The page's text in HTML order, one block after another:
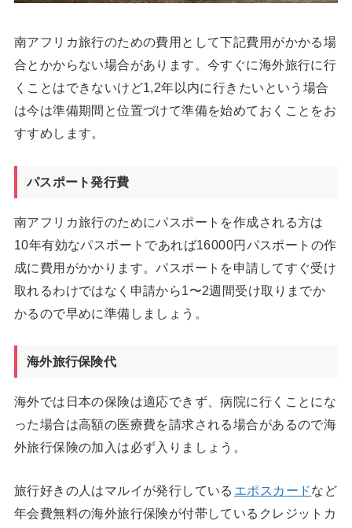
南アフリカ旅行のための費用として下記費用がかかる場
合とかからない場合があります。今すぐに海外旅行に行
くことはできないけど1,2年以内に行きたいという場合
は今は準備期間と位置づけて準備を始めておくことをお
すすめします。
パスポート発行費
南アフリカ旅行のためにパスポートを作成される方は
10年有効なパスポートであれば16000円パスポートの作
成に費用がかかります。パスポートを申請してすぐ受け
取れるわけではなく申請から1〜2週間受け取りまでか
かるので早めに準備しましょう。
海外旅行保険代
海外では日本の保険は適応できず、病院に行くことにな
った場合は高額の医療費を請求される場合があるので海
外旅行保険の加入は必ず入りましょう。
旅行好きの人はマルイが発行している エポスカードなど
年会費無料の海外旅行保険が付帯しているクレジットカ